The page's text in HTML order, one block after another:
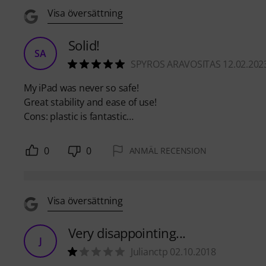
Visa översättning
SA Solid!
SPYROS ARAVOSITAS
My iPad was never so safe!
Great stability and ease of use!
Cons: plastic is fantastic…
0 0 ANMÄL RECENSION
Visa översättning
J Very disappointing...
Julianctp 02.10.2018